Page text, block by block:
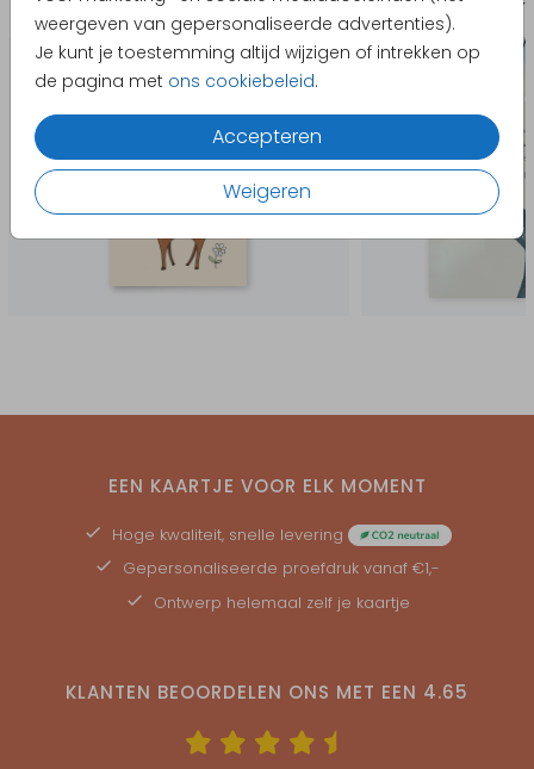
weergeven van gepersonaliseerde advertenties).
Je kunt je toestemming altijd wijzigen of intrekken op
de pagina met ons cookiebeleid.
Accepteren
Weigeren
Geboortekaartje
EEN KAARTJE VOOR ELK MOMENT
Hoge kwaliteit, snelle levering
Gepersonaliseerde proefdruk vanaf €1,-
Ontwerp helemaal zelf je kaartje
KLANTEN BEOORDELEN ONS MET EEN 4.65